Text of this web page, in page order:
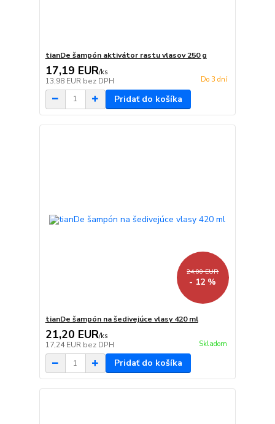
tianDe šampón aktivátor rastu vlasov 250 g
17,19 EUR/ks
13,98 EUR bez DPH Do 3 dní
Pridať do košíka
24,00 EUR
- 12 %
tianDe šampón na šedivejúce vlasy 420 ml
21,20 EUR/ks
17,24 EUR bez DPH Skladom
Pridať do košíka